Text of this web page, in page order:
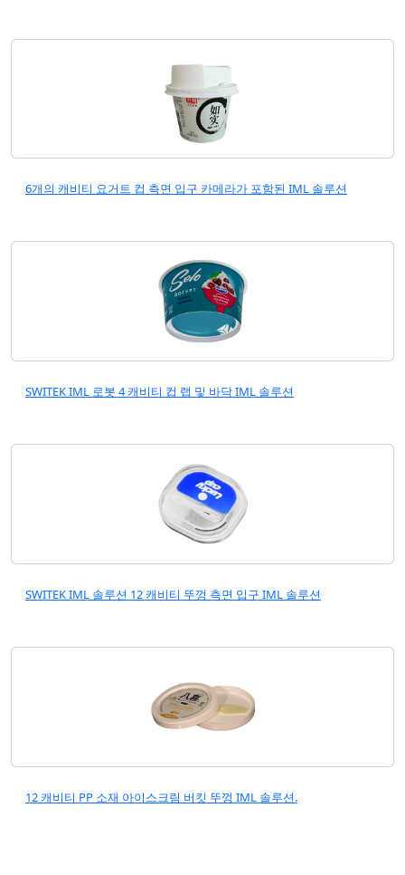
6개의 캐비티 요거트 컵 측면 입구 카메라가 포함된 IML 솔루션
SWITEK IML 로봇 4 캐비티 컵 랩 및 바닥 IML 솔루션
SWITEK IML 솔루션 12 캐비티 뚜껑 측면 입구 IML 솔루션
12 캐비티 PP 소재 아이스크림 버킷 뚜껑 IML 솔루션.